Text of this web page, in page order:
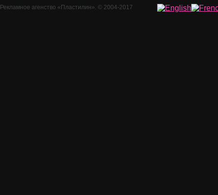
Рекламное агенство «Пластилин». © 2004-2017